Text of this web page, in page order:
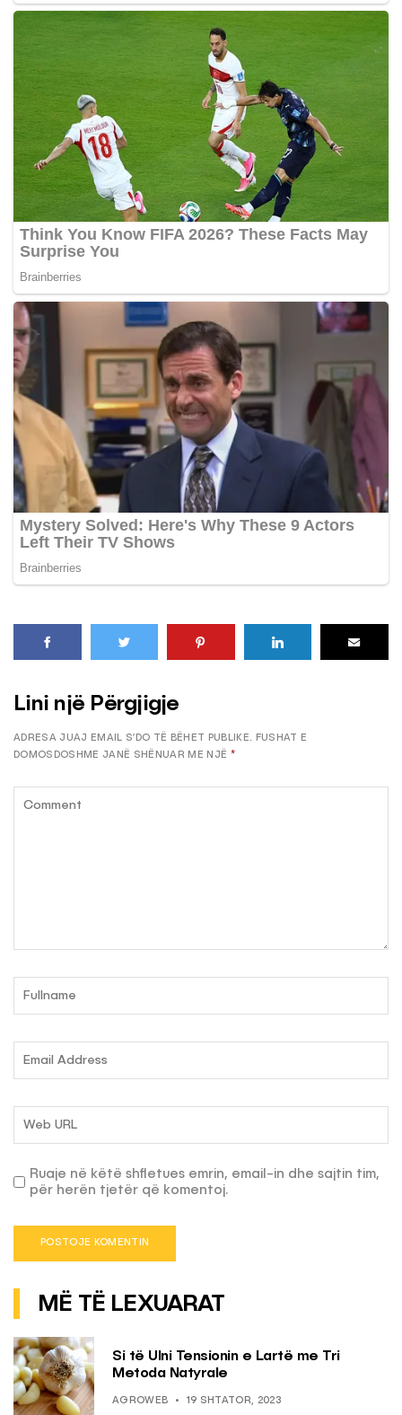
Lini një Përgjigje
ADRESA JUAJ EMAIL S’DO TË BËHET PUBLIKE. FUSHAT E
DOMOSDOSHME JANË SHËNUAR ME NJË *
Ruaje në këtë shfletues emrin, email-in dhe sajtin tim,
për herën tjetër që komentoj.
MË TË LEXUARAT
Si të Ulni Tensionin e Lartë me Tri
Metoda Natyrale
AGROWEB 19 SHTATOR, 2023